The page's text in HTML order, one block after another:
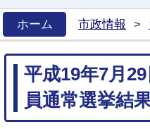
ホーム
市政情報 >
平成19年7月
員通常選挙結